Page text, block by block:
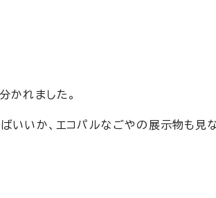
かれました。
いか、エコパルなごやの展示物も見